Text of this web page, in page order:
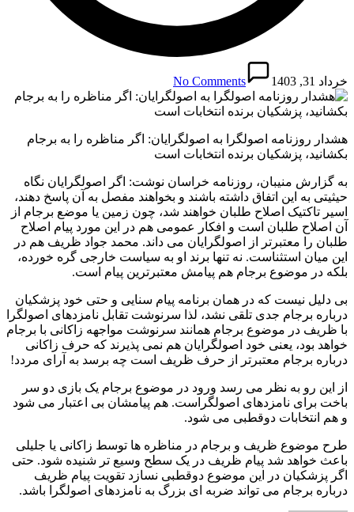
خرداد 31, 1403 No Comments
هشدار روزنامه اصولگرا به اصولگرایان: اگر مناظره را به برجام
بکشانید، پزشکیان برنده انتخابات است
به گزارش منیبان، روزنامه خراسان نوشت: اگر اصولگرایان نگاه
حیثیتی به این اتفاق داشته باشند و بخواهند مفصل به آن پاسخ دهند،
اسیر تاکتیک اصلاح طلبان خواهند شد، چون زمین یا موضع برجام از
آن اصلاح طلبان است و افکار عمومی هم در این مورد پیام اصلاح
طلبان را معتبرتر از اصولگرایان می داند. محمد جواد ظریف هم در
این میان استثناست. نه تنها برند او به سیاست خارجی گره خورده،
بلکه در موضوع برجام هم پیامش معتبرترین پیام است.
بی دلیل نیست که در همان برنامه پیام سنایی و حتی خود پزشکیان
درباره برجام جدی تلقی نشد، لذا سرنوشت تقابل نامزدهای اصولگرا
با ظریف در موضوع برجام همانند سرنوشت مواجهه زاکانی با برجام
خواهد بود، یعنی خود اصولگرایان هم نمی پذیرند که حرف زاکانی
درباره برجام معتبرتر از حرف ظریف است چه برسد به آرای مردد!
از این رو به نظر می رسد ورود در موضوع برجام یک بازی دو سر
باخت برای نامزدهای اصولگراست. هم پیامشان بی اعتبار می شود
و هم انتخابات دوقطبی می شود.
طرح موضوع ظریف و برجام در مناظره ها توسط زاکانی یا جلیلی
باعث خواهد شد پیام ظریف در یک سطح وسیع تر شنیده شود. حتی
اگر پزشکیان در این موضوع دوقطبی نسازد تقویت پیام ظریف
درباره برجام می تواند ضربه ای بزرگ به نامزدهای اصولگرا باشد.